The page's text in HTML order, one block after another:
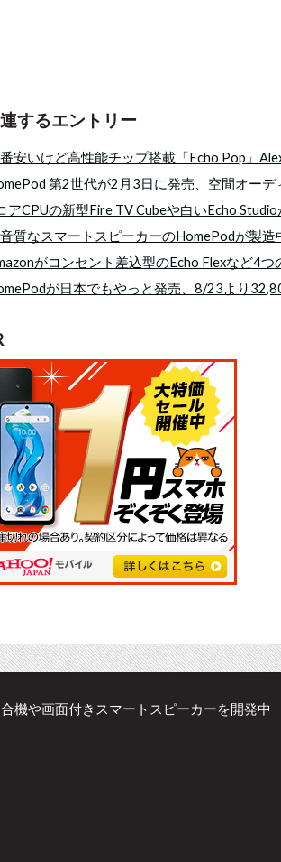
するエントリー
安いけど高性能チップ搭載「Echo Pop」
第2世代が2月3日に発売、空間オー
アCPUの新型Fire TV Cubeや白いEcho
質なスマートスピーカーのHomePodが製造
がコンセント差込型のEcho Flexなど4
が日本でもやっと発売、8/23より
機や画面付きスマートスピーカーを開発中